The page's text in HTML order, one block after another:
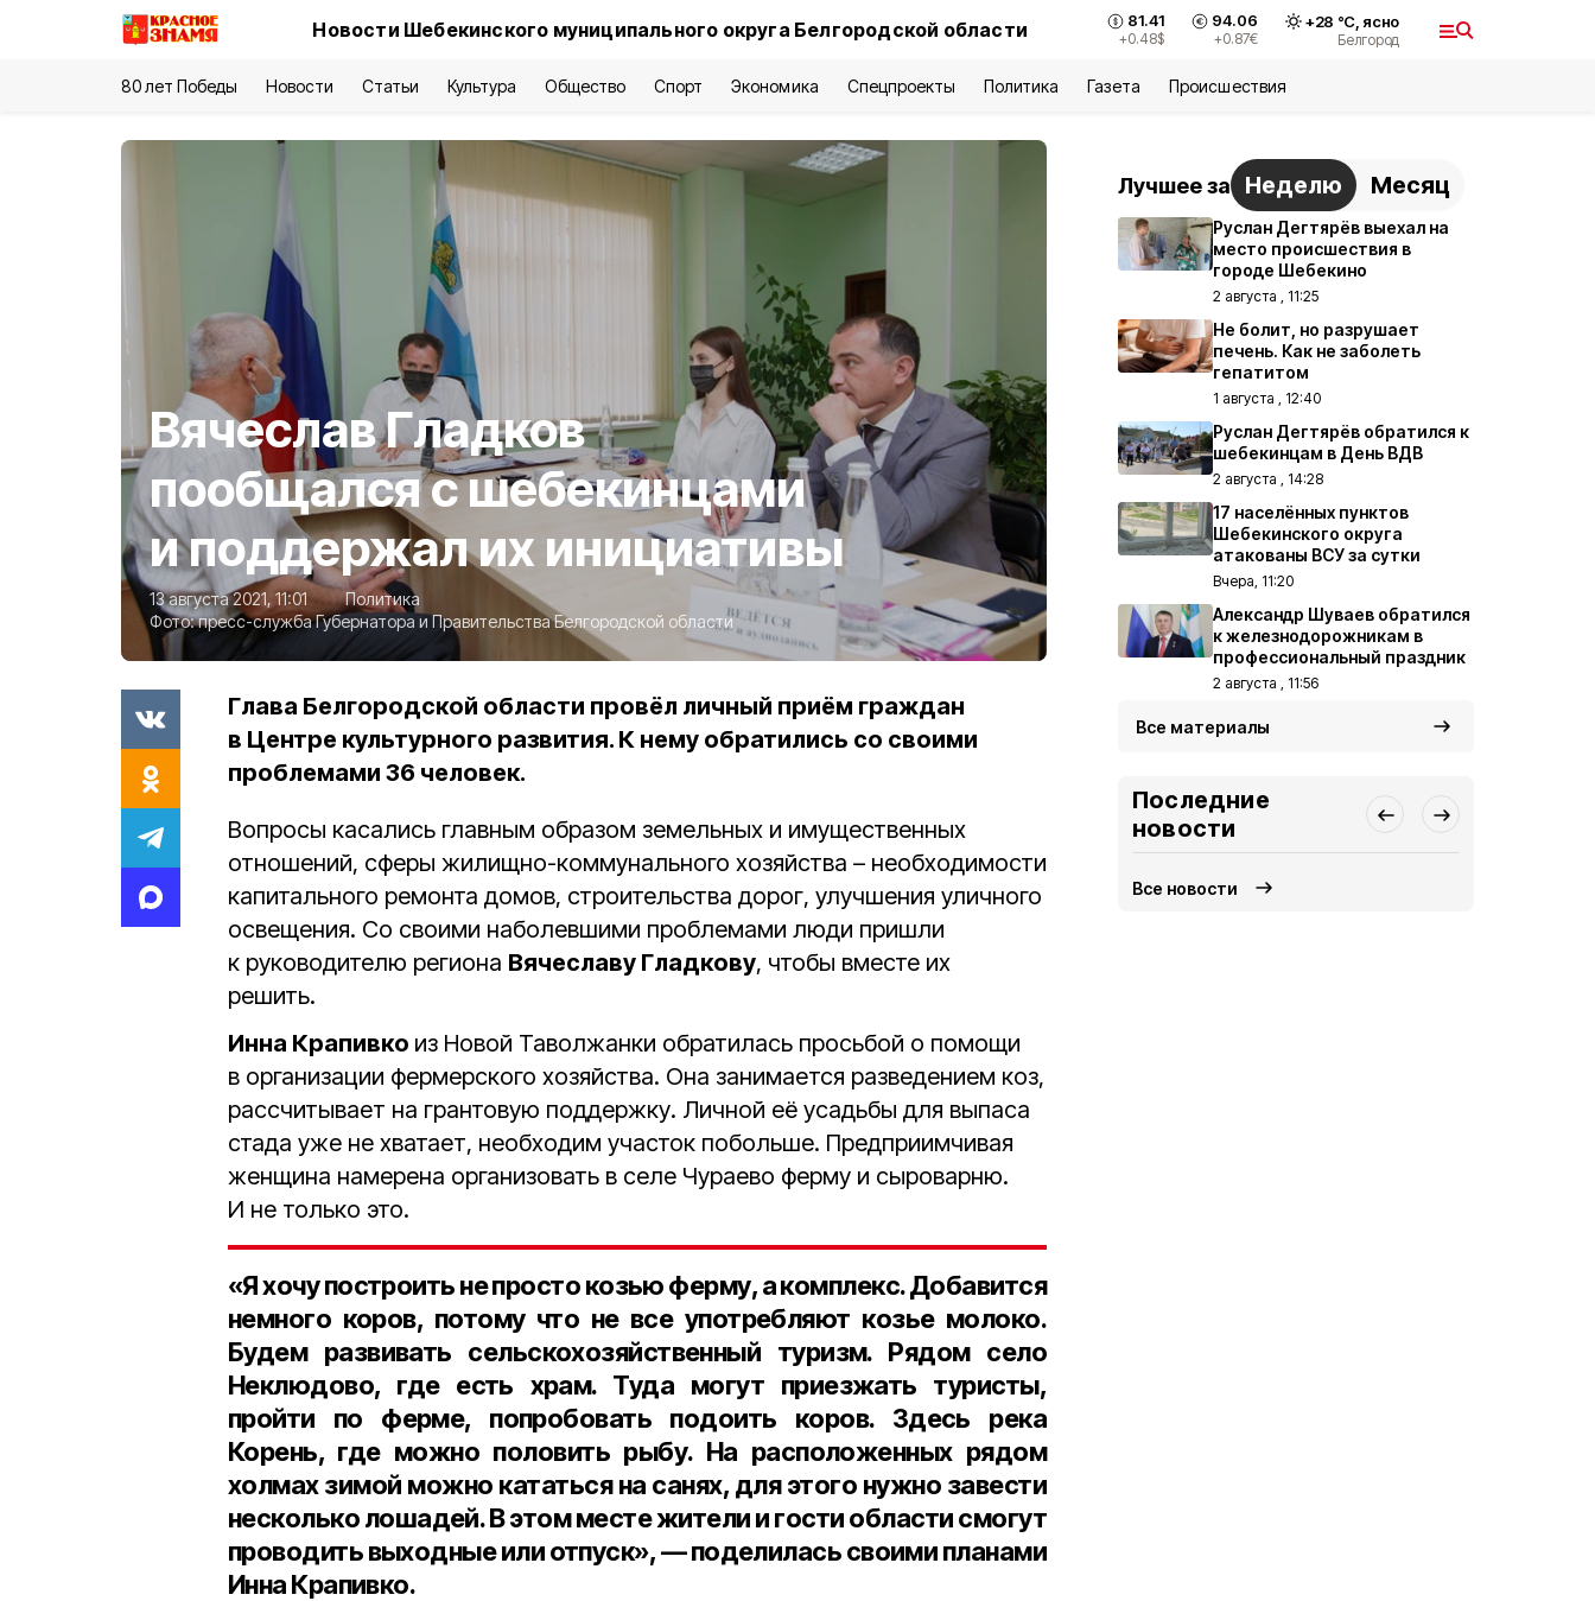
Новости Шебекинского муниципального округа Белгородской области 81.41
+0.48$
94.06
+0.87€
+28 °С, ясно
Белгород
80 лет Победы Новости Статьи Культура Общество Спорт Экономика Спецпроекты Политика Газета Происшествия
Вячеслав Гладков
пообщался с шебекинцами
и поддержал их инициативы
13 августа 2021, 11:01
Политика
Фото:пресс-служба Губернатора и Правительства Белгородской области
Глава Белгородской области провёл личный приём граждан
в Центре культурного развития. К нему обратились со своими
проблемами 36 человек.
Вопросы касались главным образом земельных и имущественных
отношений, сферы жилищно-коммунального хозяйства – необходимости
капитального ремонта домов, строительства дорог, улучшения уличного
освещения. Со своими наболевшими проблемами люди пришли
к руководителю региона Вячеславу Гладкову, чтобы вместе их
решить.
Инна Крапивко из Новой Таволжанки обратилась просьбой о помощи
в организации фермерского хозяйства. Она занимается разведением коз,
рассчитывает на грантовую поддержку. Личной её усадьбы для выпаса
стада уже не хватает, необходим участок побольше. Предприимчивая
женщина намерена организовать в селе Чураево ферму и сыроварню.
И не только это.
«Я хочу построить не просто козью ферму, а комплекс. Добавится
немного коров, потому что не все употребляют козье молоко.
Будем развивать сельскохозяйственный туризм. Рядом село
Неклюдово, где есть храм. Туда могут приезжать туристы,
пройти по ферме, попробовать подоить коров. Здесь река
Корень, где можно половить рыбу. На расположенных рядом
холмах зимой можно кататься на санях, для этого нужно завести
несколько лошадей. В этом месте жители и гости области смогут
проводить выходные или отпуск», — поделилась своими планами
Инна Крапивко.
Лучшее за Неделю Месяц
Руслан Дегтярёв выехал на
место происшествия в
городе Шебекино
2 августа , 11:25
Не болит, но разрушает
печень. Как не заболеть
гепатитом
1 августа , 12:40
Руслан Дегтярёв обратился к
шебекинцам в День ВДВ
2 августа , 14:28
17 населённых пунктов
Шебекинского округа
атакованы ВСУ за сутки
Вчера, 11:20
Александр Шуваев обратился
к железнодорожникам в
профессиональный праздник
2 августа , 11:56
Все материалы
Последние
новости
Все новости